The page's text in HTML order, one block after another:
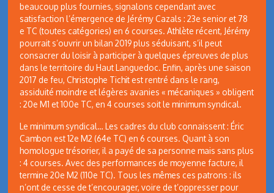
beaucoup plus fournies, signalons cependant avec
satisfaction l’émergence de Jérémy Cazals : 23e senior et 78
e TC (toutes catégories) en 6 courses. Athlète récent, Jérémy
pourrait s’ouvrir un bilan 2019 plus séduisant, s’il peut
consacrer du loisir à participer à quelques épreuves de plus
dans le territoire du Haut Languedoc. Enfin, après une saison
2017 de feu, Christophe Tichit est rentré dans le rang,
assiduité moindre et légères avanies « mécaniques » obligent
: 20e M1 et 100e TC, en 4 courses soit le minimum syndical.
Le minimum syndical… Les cadres du club connaissent : Éric
Cambon est 12e M2 (64e TC) en 6 courses. Quant à son
homologue trésorier, il a payé de sa personne mais sans plus
: 4 courses. Avec des performances de moyenne facture, il
termine 20e M2 (110e TC). Tous les mêmes ces patrons : ils
n’ont de cesse de t’encourager, voire de t’oppresser pour